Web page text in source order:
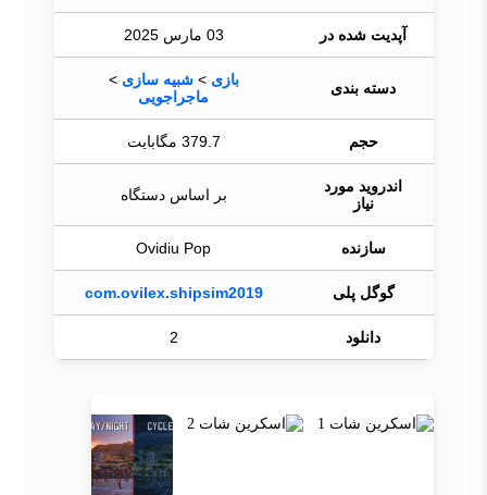
آپدیت شده در 03 مارس 2025
دسته بندی بازی >شبیه سازی >
ماجراجویی
حجم 379.7 مگابایت
اندروید مورد
نیاز
بر اساس دستگاه
سازنده Ovidiu Pop
گوگل پلی com.ovilex.shipsim2019
دانلود 2